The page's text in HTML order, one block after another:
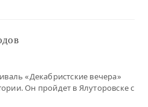
«Декабристские вечера»
Он пройдет в Ялуторовске с